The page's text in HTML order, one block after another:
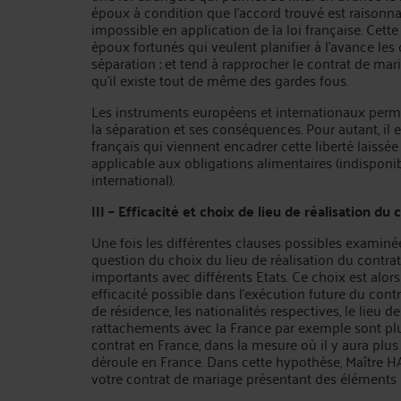
époux à condition que l’accord trouvé est
impossible en application de la loi française.
époux fortunés qui veulent planifier à l’avance
séparation ; et tend à rapprocher le contrat de
qu’il existe tout de même des gardes fous.
Les instruments européens et internationaux
la séparation et ses conséquences. Pour autant,
français qui viennent encadrer cette liberté
applicable aux obligations alimentaires
international).
III – Efficacité et choix de lieu de réalisation du
Une fois les différentes clauses possibles
question du choix du lieu de réalisation du
importants avec différents Etats. Ce choix est
efficacité possible dans l’exécution future du
de résidence, les nationalités respectives, le lieu
rattachements avec la France par exemple sont
contrat en France, dans la mesure où il y aura
déroule en France. Dans cette hypothèse, Maître
votre contrat de mariage présentant des